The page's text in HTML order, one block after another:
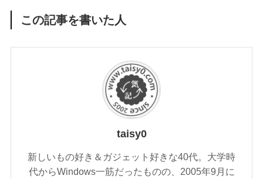
この記事を書いた人
taisy0
新しいもの好き＆ガジェット好きな40代。大学時
代からWindows一筋だったものの、2005年9月に